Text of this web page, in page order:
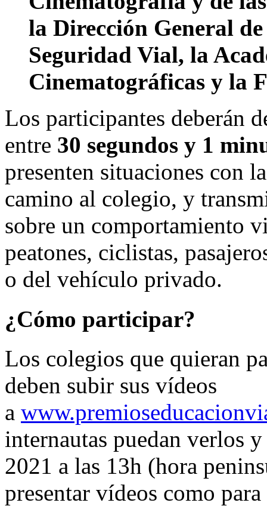
la Dirección General
Seguridad Vial, la
Cinematográficas y la
Los participantes deberán
entre 30 segundos y 1
presenten situaciones con
camino al colegio, y
sobre un comportamiento
peatones, ciclistas,
o del vehículo privado.
¿Cómo participar?
Los colegios que quieran
deben subir sus vídeos
a
internautas puedan verlos
2021 a las 13h (hora
presentar vídeos como